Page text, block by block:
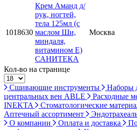
1018630
Крем Аманд д/
рук, ногтей,
тела 125мл (с
маслом Ши,
миндаля,
витамином Е)
САНИТЕКА
Москва
Кол-во на странице
Сшивающие инструменты
Наборы
центральных вен ABLE
Расходные
INEKTA
Стоматологические
Аптечный ассортимент
О компании
Оплата и доставка